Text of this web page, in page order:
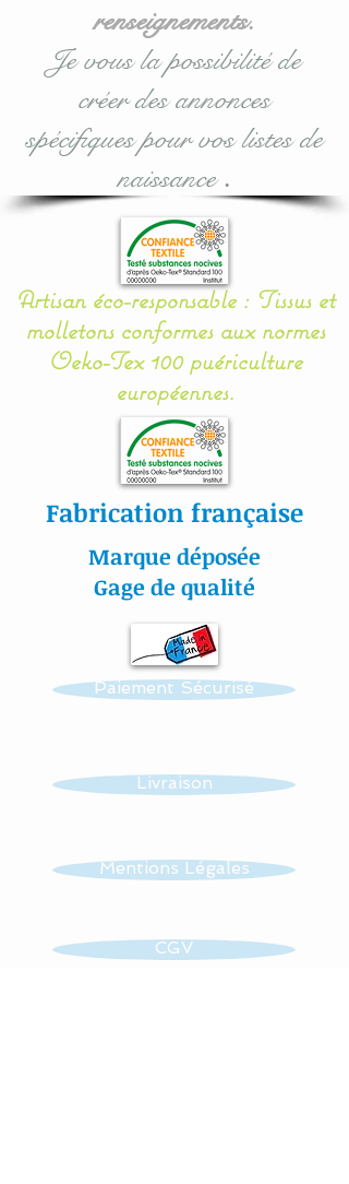
Oeko-Tex.
#lacouturebytitia#faitmain
#madeinfrance#cadeaude
naissance#Nuagedelunetét
oiles#coussinsdécorationc
hambreenfant#chambred
efille#chambredgarçon#b
ébégarçon#enfantsoreiller
s# cadeaubabyshower#bé
béfille
Nuage de lune et étoile
coussins / coussins
décoration chambre
d’enfant / chambre de fille
/ chambre de garçon
/ bébé garçon / enfants
oreillers / cadeau de
babyshower / bébé fille
renseignements.
Je vous la possibilité de
créer des annonces
spécifiques pour vos listes de
naissance.
Artisan éco-responsable : Tissus et
molletons conformes aux normes
Oeko-Tex 100 puériculture
européennes.
Fabrication française
Marque déposée
Gage de qualité
Paiement Sécurisé
Livraison
Mentions Légales
CGV